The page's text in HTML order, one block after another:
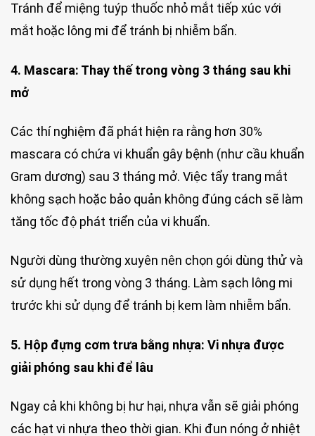
Tránh để miệng tuýp thuốc nhỏ mắt tiếp xúc với
mắt hoặc lông mi để tránh bị nhiễm bẩn.
4. Mascara: Thay thế trong vòng 3 tháng sau khi
mở
Các thí nghiệm đã phát hiện ra rằng hơn 30%
mascara có chứa vi khuẩn gây bệnh (như cầu khuẩn
Gram dương) sau 3 tháng mở. Việc tẩy trang mắt
không sạch hoặc bảo quản không đúng cách sẽ làm
tăng tốc độ phát triển của vi khuẩn.
Người dùng thường xuyên nên chọn gói dùng thử và
sử dụng hết trong vòng 3 tháng. Làm sạch lông mi
trước khi sử dụng để tránh bị kem làm nhiễm bẩn.
5. Hộp đựng cơm trưa bằng nhựa: Vi nhựa được
giải phóng sau khi để lâu
Ngay cả khi không bị hư hại, nhựa vẫn sẽ giải phóng
các hạt vi nhựa theo thời gian. Khi đun nóng ở nhiệt